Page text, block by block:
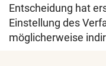
Entscheidung hat
Einstellung des
möglicherweise